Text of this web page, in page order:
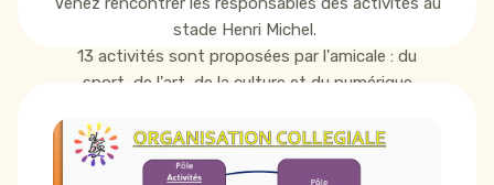
stade Henri Michel.
13 activités sont proposées par l'amicale : du
sport, de l'art, de la culture et du numérique